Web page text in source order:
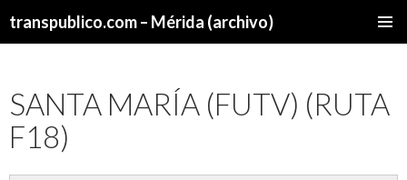
transpublico.com – Mérida (archivo)
SANTA MARÍA (FUTV) (RUTA
F18)